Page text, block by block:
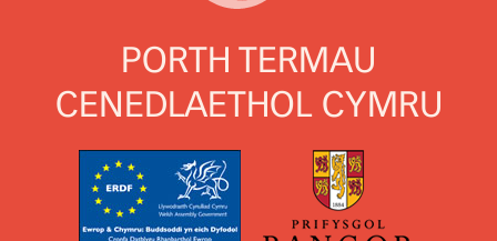
PORTH TERMAU
CENEDLAETHOL CYMRU